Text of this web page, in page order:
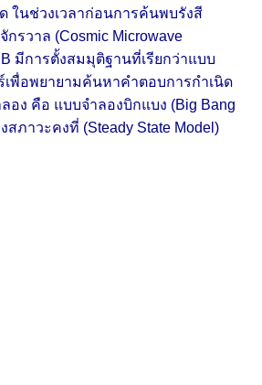
ในช่วงเวลาก่อนการค้นพบรังสี
รวาล (Cosmic Microwave
มีการตั้งสมมุติฐานที่เรียกว่าแบบ
เพื่อพยายามค้นหาคำตอบการกำเนิด
อง คือ แบบจำลองบิกแบง (Big Bang
สภาวะคงที่ (Steady State Model)